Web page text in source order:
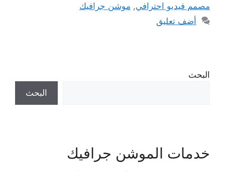
مصمم فيديو احترافي, موشن جرافيك
أضف تعليق
البحث
البحث
خدمات الموشن جرافيك